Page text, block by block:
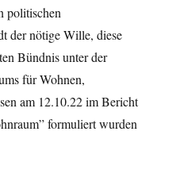
politischen
der nötige Wille, diese
Bündnis unter der
für Wohnen,
am 12.10.22 im Bericht
formuliert wurden